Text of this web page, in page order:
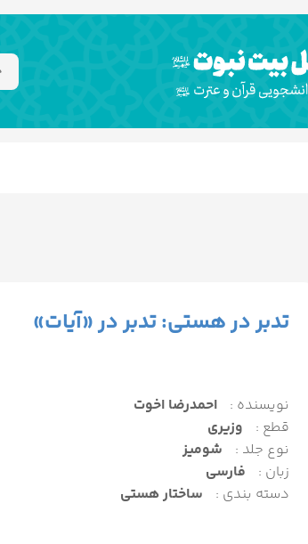
تدبر در هستی: تدبر در «آیات»
نویسنده : احمدرضا اخوت
قطع :
وزیری
نوع جلد :
شومیز
زبان :
فارسی
دسته بندی :
ساختار هستی